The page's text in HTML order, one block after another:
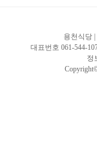
용천식당
대표번호 061-544-
정